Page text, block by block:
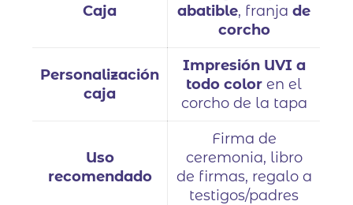
Caja
abatible, franjade
corcho
Personalización
caja
Impresión UVI a
todo color en el
corcho de la tapa
Uso
recomendado
Firma de
ceremonia, libro
de firmas, regalo a
testigos/padres